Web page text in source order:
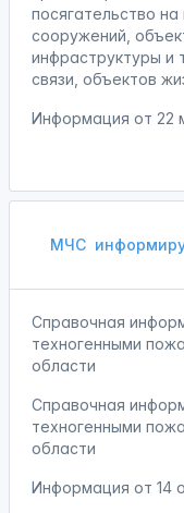
посягательство
сооружений,
инфраструктуры и
связи, объектов
Информация от 22
МЧС
Справочная
техногенными
области
Справочная
техногенными
области
Информация от 14